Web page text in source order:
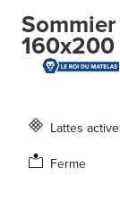
160x200
Lattes
Ferme